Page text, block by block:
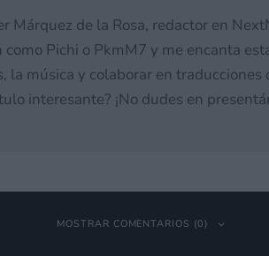
Márquez de la Rosa, redactor en
como Pichi o PkmM7 y me encanta
la música y colaborar en traducciones
interesante? ¡No dudes en
MOSTRAR COMENTARIOS (0)